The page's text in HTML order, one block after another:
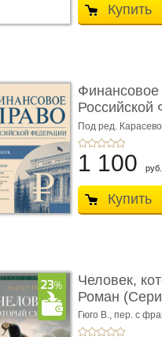
Купить
Финансовое
Российской
изд� ...
Под ред.
Красюкова А.В.
1 100 руб.
Купить
Человек,
Роман
Гюго В., пер. с